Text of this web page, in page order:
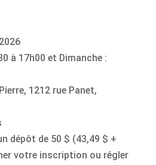
à 17h00 et Dimanche :
1212 rue Panet,
dépôt de 50 $ (43,49 $ +
votre inscription ou régler